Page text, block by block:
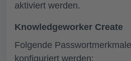
aktiviert werden.
Knowledgeworker Create
Folgende
konfiguriert werden: